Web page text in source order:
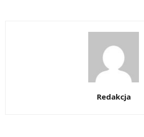
Redakcja